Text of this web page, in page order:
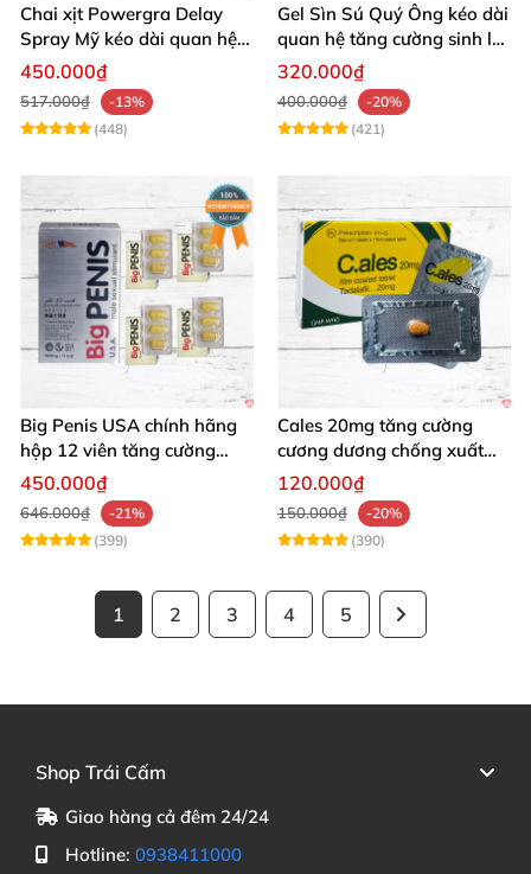
Chai xịt Powergra Delay
Spray Mỹ kéo dài quan hệ
tăng khoái cảm
450.000₫
517.000₫
-13%
(448)
Gel Sìn Sú Quý Ông kéo dài
quan hệ tăng cường sinh lý
nam
320.000₫
400.000₫
-20%
(421)
Big Penis USA chính hãng
hộp 12 viên tăng cường
sinh lý kéo dài cương dương
450.000₫
646.000₫
-21%
(399)
Cales 20mg tăng cường
cương dương chống xuất
tinh sớm bền lâu
120.000₫
150.000₫
-20%
(390)
1 2 3 4 5
Shop Trái Cấm
Giao hàng cả đêm 24/24
Hotline: 0938411000